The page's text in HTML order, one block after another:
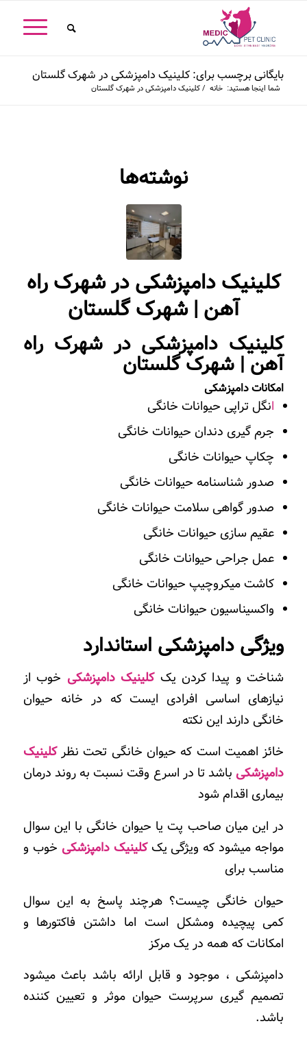
بایگانی برچسب برای: کلینیک دامپزشکی در شهرک گلستان
شما اینجا هستید: خانه /کلینیک دامپزشکی در شهرک گلستان
نوشته‌ها
کلینیک دامپزشکی در شهرک راه
آهن | شهرک گلستان
کلینیک دامپزشکی در شهرک راه
آهن | شهرک گلستان
امکانات دامپزشکی
انگل تراپی حیوانات خانگی
جرم گیری دندان حیوانات خانگی
چکاپ حیوانات خانگی
صدور شناسنامه حیوانات خانگی
صدور گواهی سلامت حیوانات خانگی
عقیم سازی حیوانات خانگی
عمل جراحی حیوانات خانگی
کاشت میکروچیپ حیوانات خانگی
واکسیناسیون حیوانات خانگی
ویژگی دامپزشکی استاندارد
شناخت و پیدا کردن یککلینیک دامپزشکی خوب از
نیازهای اساسی افرادی ایست که در خانه حیوان
خانگی دارند این نکته
خائز اهمیت است که حیوان خانگی تحت نظرکلینیک
دامپزشکی باشد تا در اسرع وقت نسبت به روند درمان
بیماری اقدام شود
در این میان صاحب پت یا حیوان خانگی با این سوال
مواجه میشود که ویژگی یککلینیک دامپزشکی خوب و
مناسب برای
حیوان خانگی چیست؟ هرچند پاسخ به این سوال
کمی پیچیده ومشکل است اما داشتن فاکتورها و
امکانات که همه در یک مرکز
دامپزشکی ، موجود و قابل ارائه باشد باعث میشود
تصمیم گیری سرپرست حیوان موثر و تعیین کننده
باشد.